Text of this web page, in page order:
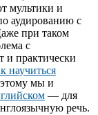
мультики и
аудированию с
при таком
с
и практически
научиться
мы и
— для
речь.